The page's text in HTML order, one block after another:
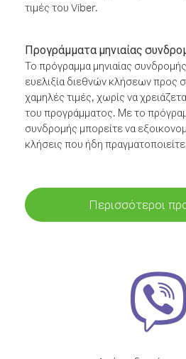
τιμές του Viber.
Προγράμματα μηνιαίας
Το πρόγραμμα μηνιαίας
ευελιξία διεθνών κλήσεων προς
χαμηλές τιμές, χωρίς να
του προγράμματος. Με το
συνδρομής μπορείτε να
κλήσεις που ήδη
Περισσότεροι